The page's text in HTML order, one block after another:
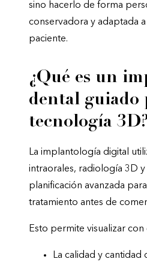
sino hacerlo de forma
conservadora y adaptada
paciente.
¿Qué es un
dental guiado
tecnología
La implantología digital
intraorales, radiología 3D
planificación avanzada
tratamiento antes de
Esto permite visualizar con
La calidad y cantidad